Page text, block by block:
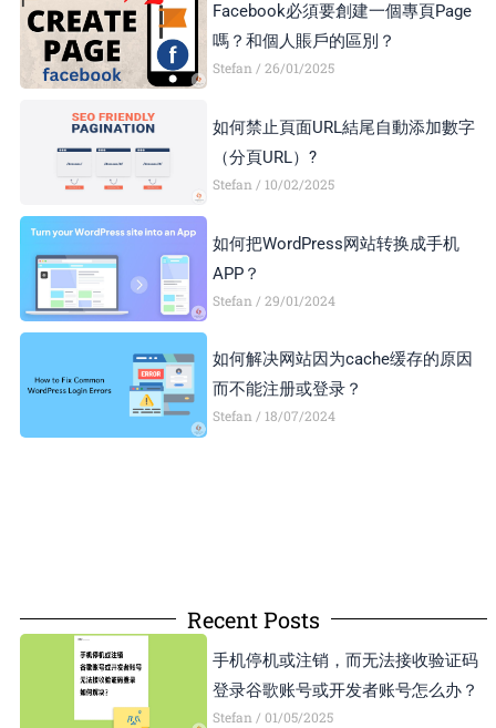
Facebook必須要創建一個專頁Page
嗎？和個人賬戶的區別？
Stefan 26/01/2025
如何禁止頁面URL結尾自動添加數字
（分頁URL）?
Stefan 10/02/2025
如何把WordPress网站转换成手机
APP？
Stefan 29/01/2024
如何解决网站因为cache缓存的原因
而不能注册或登录？
Stefan 18/07/2024
Recent Posts
手机停机或注销，而无法接收验证码
登录谷歌账号或开发者账号怎么办？
Stefan 01/05/2025